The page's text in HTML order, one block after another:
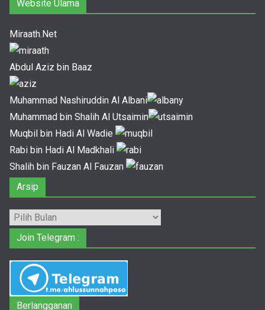
Website Ulama
Miraath.Net
Abdul Aziz bin Baaz
Muhammad Nashiruddin Al Albani
Muhammad bin Shalih Al Utsaimin
Muqbil bin Hadi Al Wadie
Rabi bin Hadi Al Madkhali
Shalih bin Fauzan Al Fauzan
Arsip
Arsip
Join Telegram :
Berlangganan